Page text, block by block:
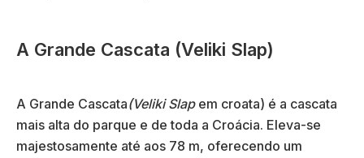
A Grande Cascata (Veliki Slap)
A Grande Cascata(Veliki Slapem croata) é a cascata
mais alta do parque e de toda a Croácia. Eleva-se
majestosamente até aos 78 m, oferecendo um